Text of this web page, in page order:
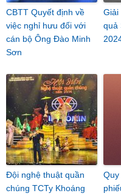
CBTT Quyết định về
việc nghỉ hưu đối với
cán bộ Ông Đào Minh
Sơn
Giải
quả
Đội nghệ thuật quần
chúng TCTy Khoáng
Quy